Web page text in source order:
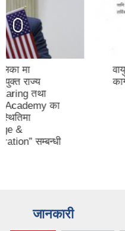
वायु प्रदुषण सम्बन्धी
कागेश्वरी मनोहरा
जानकारी